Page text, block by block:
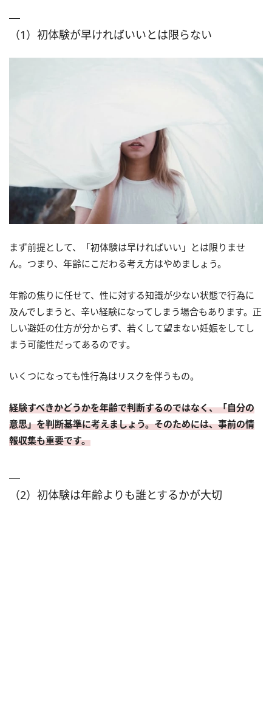
（1）初体験が早ければいいとは限らない
まず前提として、「初体験は早ければいい」とは限りませ
ん。つまり、年齢にこだわる考え方はやめましょう。
年齢の焦りに任せて、性に対する知識が少ない状態で行為に
及んでしまうと、辛い経験になってしまう場合もあります。正
しい避妊の仕方が分からず、若くして望まない妊娠をしてし
まう可能性だってあるのです。
いくつになっても性行為はリスクを伴うもの。
経験すべきかどうかを年齢で判断するのではなく、「自分の
意思」を判断基準に考えましょう。そのためには、事前の情
報収集も重要です。
（2）初体験は年齢よりも誰とするかが大切